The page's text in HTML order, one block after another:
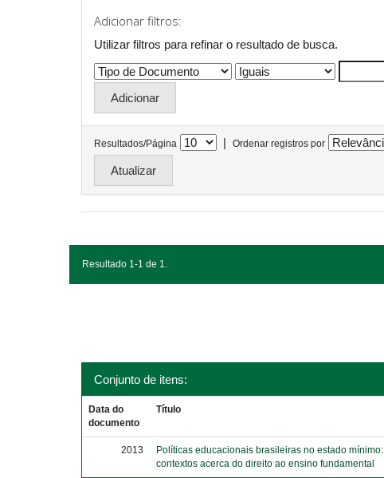
Adicionar filtros:
Utilizar filtros para refinar o resultado de busca.
Resultados/Página | Ordenar registros por
Resultado 1-1 de 1.
Conjunto de itens:
Data do
documento
Título
2013
Políticas educacionais brasileiras no estado mínimo:
contextos acerca do direito ao ensino fundamental